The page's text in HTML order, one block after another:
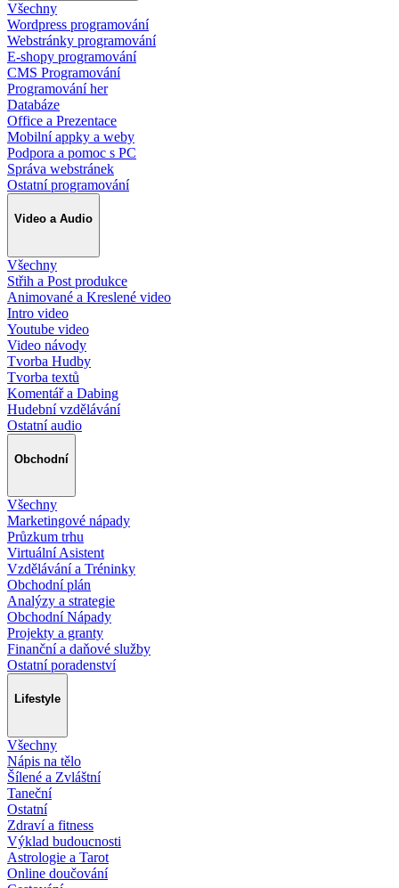
Všechny
Wordpress programování
Webstránky programování
E-shopy programování
CMS Programování
Programování her
Databáze
Office a Prezentace
Mobilní appky a weby
Podpora a pomoc s PC
Správa webstránek
Ostatní programování
Video a Audio
Všechny
Střih a Post produkce
Animované a Kreslené video
Intro video
Youtube video
Video návody
Tvorba Hudby
Tvorba textů
Komentář a Dabing
Hudební vzdělávání
Ostatní audio
Obchodní
Všechny
Marketingové nápady
Průzkum trhu
Virtuální Asistent
Vzdělávání a Tréninky
Obchodní plán
Analýzy a strategie
Obchodní Nápady
Projekty a granty
Finanční a daňové služby
Ostatní poradenství
Lifestyle
Všechny
Nápis na tělo
Šílené a Zvláštní
Taneční
Ostatní
Zdraví a fitness
Výklad budoucnosti
Astrologie a Tarot
Online doučování